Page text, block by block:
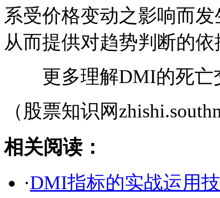
系受价格变动之影响而
从而提供对趋势判断的依
更多理解DMI的死亡
（股票知识网
相关阅读：
·DMI指标的实战运用